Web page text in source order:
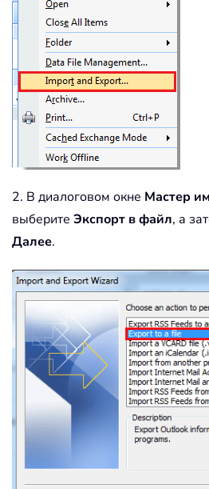
2. В диалоговом окне Мастер
выберите Экспорт в файл, а
Далее.